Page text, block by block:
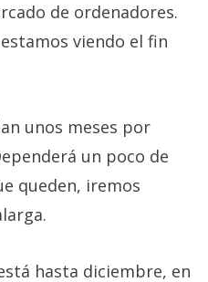
de ordenadores.
viendo el fin
unos meses por
un poco de
queden, iremos
hasta diciembre, en